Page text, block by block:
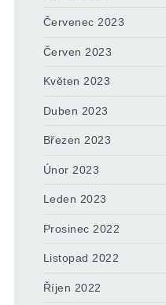
Červenec 2023
Červen 2023
Květen 2023
Duben 2023
Březen 2023
Únor 2023
Leden 2023
Prosinec 2022
Listopad 2022
Říjen 2022